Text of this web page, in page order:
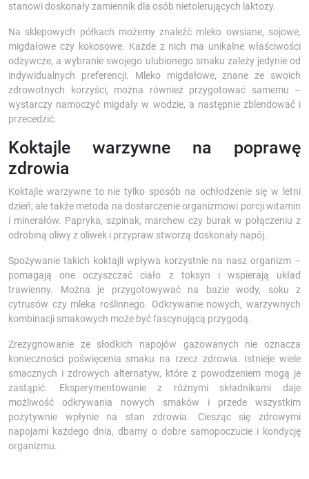
stanowi doskonały zamiennik dla osób nietolerujących laktozy.
Na sklepowych półkach możemy znaleźć mleko owsiane, sojowe,
migdałowe czy kokosowe. Każde z nich ma unikalne właściwości
odżywcze, a wybranie swojego ulubionego smaku zależy jedynie od
indywidualnych preferencji. Mleko migdałowe, znane ze swoich
zdrowotnych korzyści, można również przygotować samemu –
wystarczy namoczyć migdały w wodzie, a następnie zblendować i
przecedzić.
Koktajle warzywne na poprawę
zdrowia
Koktajle warzywne to nie tylko sposób na ochłodzenie się w letni
dzień, ale także metoda na dostarczenie organizmowi porcji witamin
i minerałów. Papryka, szpinak, marchew czy burak w połączeniu z
odrobiną oliwy z oliwek i przypraw stworzą doskonały napój.
Spożywanie takich koktajli wpływa korzystnie na nasz organizm –
pomagają one oczyszczać ciało z toksyn i wspierają układ
trawienny. Można je przygotowywać na bazie wody, soku z
cytrusów czy mleka roślinnego. Odkrywanie nowych, warzywnych
kombinacji smakowych może być fascynującą przygodą.
Zrezygnowanie ze słodkich napojów gazowanych nie oznacza
konieczności poświęcenia smaku na rzecz zdrowia. Istnieje wiele
smacznych i zdrowych alternatyw, które z powodzeniem mogą je
zastąpić. Eksperymentowanie z różnymi składnikami daje
możliwość odkrywania nowych smaków i przede wszystkim
pozytywnie wpłynie na stan zdrowia. Ciesząc się zdrowymi
napojami każdego dnia, dbamy o dobre samopoczucie i kondycję
organizmu.